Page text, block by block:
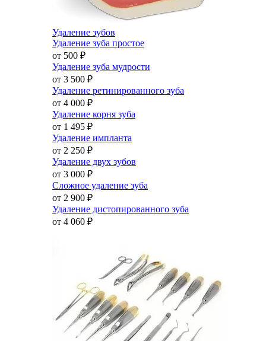
Удаление зубов
Удаление зуба простое
от 500 ₽
Удаление зуба мудрости
от 3 500 ₽
Удаление ретинированного зуба
от 4 000 ₽
Удаление корня зуба
от 1 495 ₽
Удаление импланта
от 2 250 ₽
Удаление двух зубов
от 3 000 ₽
Сложное удаление зуба
от 2 900 ₽
Удаление дистопированного зуба
от 4 060 ₽